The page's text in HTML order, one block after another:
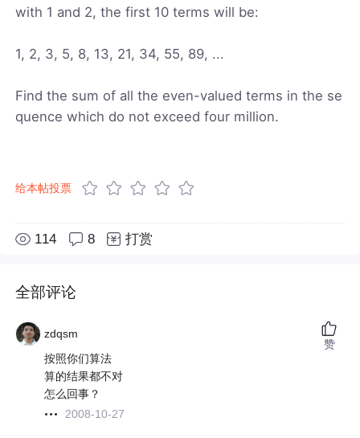
with 1 and 2, the first 10 terms will be:
1, 2, 3, 5, 8, 13, 21, 34, 55, 89, ...
Find the sum of all the even-valued terms in the se
quence which do not exceed four million.
给本帖投票
114 8 打赏
全部评论
zdqsm
按照你们算法
算的结果都不对
怎么回事？
2008-10-27
赞